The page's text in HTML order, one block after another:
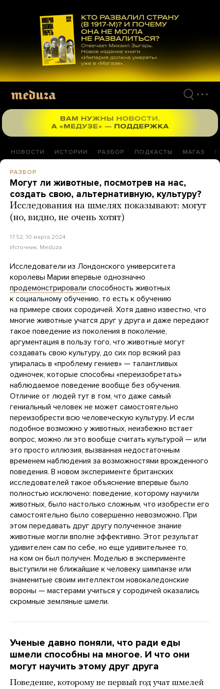
материалам
НОВОСТИ ИСТОРИИ РАЗБОР ПОДКАСТЫ МАГАЗ
РАЗБОР
Могут ли животные, посмотрев на нас,
создать свою, альтернативную, культуру?
Исследования на шмелях показывают: могут
(но, видно, не очень хотят)
17:52, 10 марта 2024
Источник: Meduza
Исследователи из Лондонского университета
королевы Марии впервые однозначно
продемонстрировали способность животных
к социальному обучению, то есть к обучению
на примере своих сородичей. Хотя давно известно, что
многие животные учатся друг у друга и даже передают
такое поведение из поколения в поколение,
аргументация в пользу того, что животные могут
создавать свою культуру, до сих пор всякий раз
упиралась в «проблему гениев» — талантливых
одиночек, которые способны «переизобретать»
наблюдаемое поведение вообще без обучения.
Отличие от людей тут в том, что даже самый
гениальный человек не может самостоятельно
переизобрести всю человеческую культуру. И если
подобное возможно у животных, неизбежно встает
вопрос, можно ли это вообще считать культурой — или
это просто иллюзия, вызванная недостаточным
временем наблюдения за возможностями врожденного
поведения. В новом эксперименте британских
исследователей такое объяснение впервые было
полностью исключено: поведение, которому научили
животных, было настолько сложным, что изобрести его
самостоятельно было совершенно невозможно. При
этом передавать друг другу полученное знание
животные могли вполне эффективно. Этот результат
удивителен сам по себе, но еще удивительнее то,
на ком он был получен. Моделью в эксперименте
выступили не ближайшие к человеку шимпанзе или
знаменитые своим интеллектом новокаледонские
вороны — мастерами учиться у сородичей оказались
скромные земляные шмели.
Ученые давно поняли, что ради еды
шмели способны на многое. И что они
могут научить этому друг друга
Поведение, которому не первый год учат шмелей